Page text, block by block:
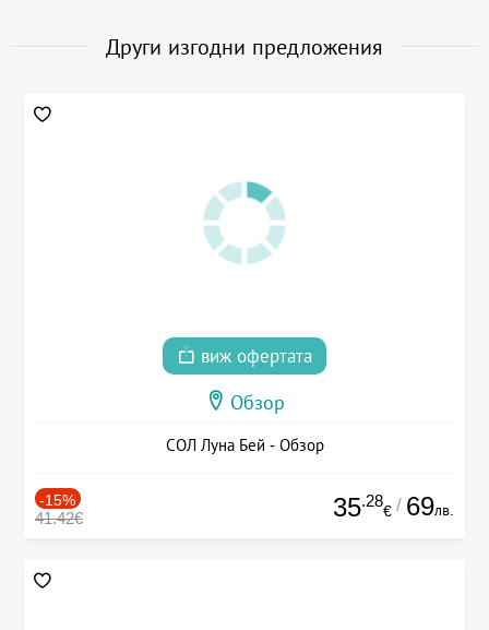
Други изгодни предложения
виж офертата
Обзор
СОЛ Луна Бей - Обзор
-15%
41.42€ 35.28
€ / 69лв.